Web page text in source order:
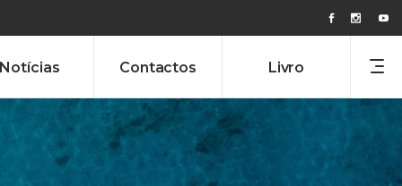
Notícias Contactos Livro